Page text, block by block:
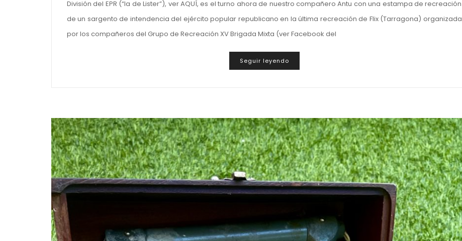
División del EPR (“la de Lister”), ver AQUÍ, es el turno ahora de nuestro compañero Antu con una estampa de recreación
de un sargento de intendencia del ejército popular republicano en la última recreación de Flix (Tarragona) organizada
por los compañeros del Grupo de Recreación XV Brigada Mixta (ver Facebook del
Seguir leyendo